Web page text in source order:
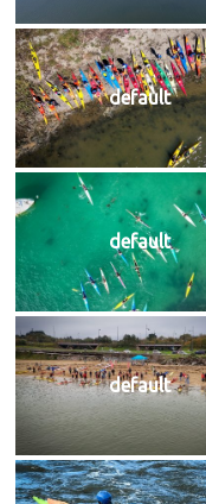
default
default
default